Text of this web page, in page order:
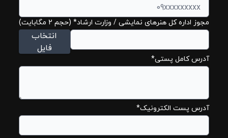
مجوز اداره کل هنرهای نمایشی / وزارت ارشاد* (حجم 2 مگابایت)
انتخاب
فایل
آدرس کامل پستی*
آدرس پست الکترونیک*